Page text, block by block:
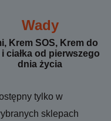
Wady
Krem SOS, Krem do
i ciałka od pierwszego
dnia życia
tylko w
sklepach